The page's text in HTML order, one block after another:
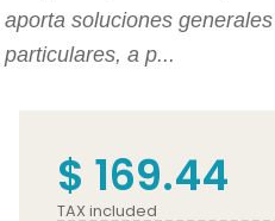
aporta soluciones
particulares, a p...
$ 169.44
TAX included